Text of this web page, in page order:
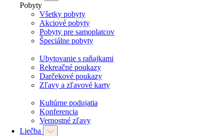
Pobyty
Všetky pobyty
Akciové pobyty
Pobyty pre samoplatcov
Špeciálne pobyty
Ubytovanie s raňajkami
Rekreačné poukazy
Darčekové poukazy
Zľavy a zľavové karty
Kultúrne podujatia
Konferencia
Vernostné zľavy
Liečba